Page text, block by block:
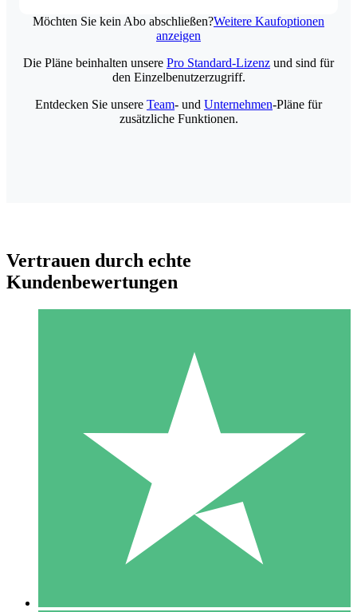
Möchten Sie kein Abo abschließen?Weitere Kaufoptionen
anzeigen
Individuelle Credit-Pakete
Zahlen Sie nach Bedarf mit Download-Credits. Keine
monatliche Verpflichtung erforderlich.
10 00
Die Pläne beinhalten unsere Pro Standard-Lizenz und sind für
den Einzelbenutzerzugriff.
Entdecken Sie unsere Team- und Unternehmen-Pläne für
zusätzliche Funktionen.
Vertrauen durch echte
Kundenbewertungen